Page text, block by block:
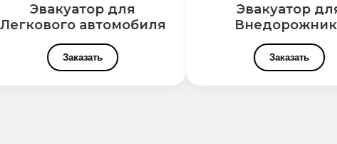
Эвакуатор для
автомобиля
Заказать
Эвакуатор для
Заказать